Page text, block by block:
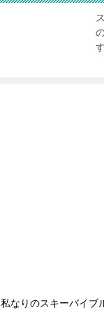
私なりのスキーバイブ